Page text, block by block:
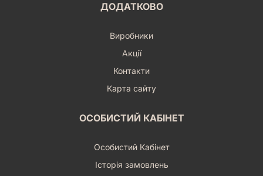
ДОДАТКОВО
Виробники
Акції
Контакти
Карта сайту
ОСОБИСТИЙ КАБІНЕТ
Особистий Кабінет
Історія замовлень